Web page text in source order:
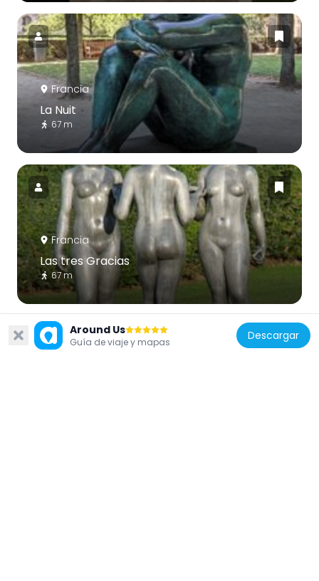
Francia
La Nuit
67 m
Francia
Las tres Gracias
67 m
Around Us
Guía de viaje y mapas Descargar